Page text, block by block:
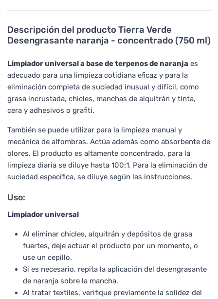
Descripción del producto Tierra Verde
Desengrasante naranja - concentrado (750 ml)
Limpiador universal a base de terpenos de naranja es
adecuado para una limpieza cotidiana eficaz y para la
eliminación completa de suciedad inusual y difícil, como
grasa incrustada, chicles, manchas de alquitrán y tinta,
cera y adhesivos o grafiti.
También se puede utilizar para la limpieza manual y
mecánica de alfombras. Actúa además como absorbente de
olores. El producto es altamente concentrado, para la
limpieza diaria se diluye hasta 100:1. Para la eliminación de
suciedad específica, se diluye según las instrucciones.
Uso:
Limpiador universal
Al eliminar chicles, alquitrán y depósitos de grasa
fuertes, deje actuar el producto por un momento, o
use un cepillo.
Si es necesario, repita la aplicación del desengrasante
de naranja sobre la mancha.
Al tratar textiles, verifique previamente la solidez del